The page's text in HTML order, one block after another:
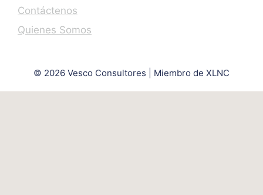
Contáctenos
Quienes Somos
© 2026 Vesco Consultores | Miembro de XLNC